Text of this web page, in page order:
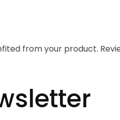
from your product.